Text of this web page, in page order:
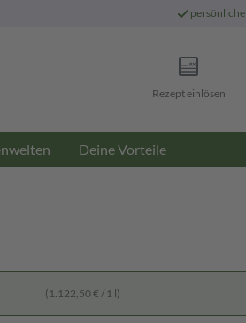
persönliche
Rezept einlösen
Deine Vorteile
(1.122,50 € / 1 l)